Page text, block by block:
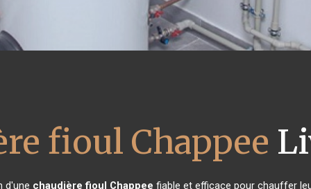
fioul Chappee
d'une chaudière fioul Chappee fiable et efficace pour chauffer